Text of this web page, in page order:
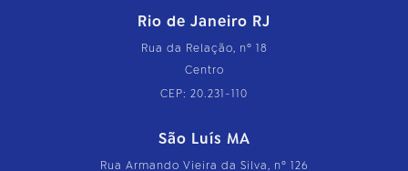
Rio de Janeiro RJ
Rua da Relação, nº 18
Centro
CEP: 20.231-110
São Luís MA
Rua Armando Vieira da Silva, nº 126